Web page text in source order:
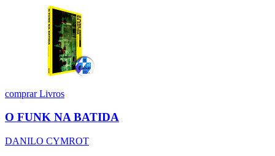
comprarLivros
O FUNK NA BATIDA
DANILO CYMROT